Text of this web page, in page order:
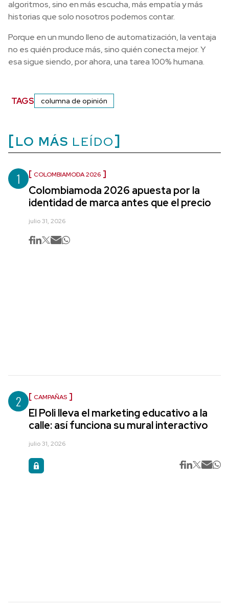
algoritmos, sino en más escucha, más empatía y más
historias que solo nosotros podemos contar.
Porque en un mundo lleno de automatización, la ventaja
no es quién produce más, sino quién conecta mejor. Y
esa sigue siendo, por ahora, una tarea 100% humana.
TAGS columna de opinión
LO MÁS LEÍDO
1 COLOMBIAMODA 2026
Colombiamoda 2026 apuesta por la
identidad de marca antes que el precio
julio 31, 2026
2 CAMPAÑAS
El Poli lleva el marketing educativo a la
calle: así funciona su mural interactivo
julio 31, 2026